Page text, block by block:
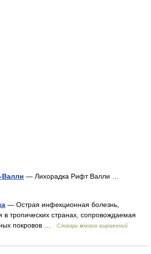
Валли — Лихорадка Рифт Валли …
— Острая инфекционная болезнь,
в тропических странах, сопровождаемая
покровов …
Словарь многих выражений